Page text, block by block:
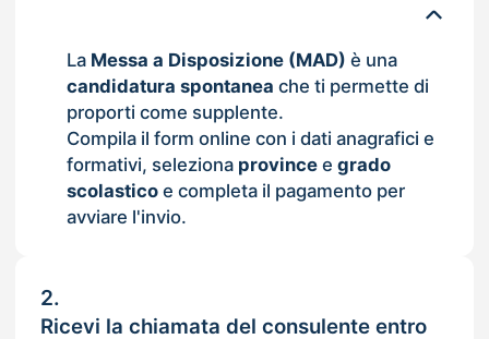
La Messa a Disposizione (MAD) è una
candidatura spontanea che ti permette di
proporti come supplente.
Compila il form online con i dati anagrafici e
formativi, seleziona provincee grado
scolasticoe completa il pagamento per
avviare l'invio.
2.
Ricevi la chiamata del consulente entro